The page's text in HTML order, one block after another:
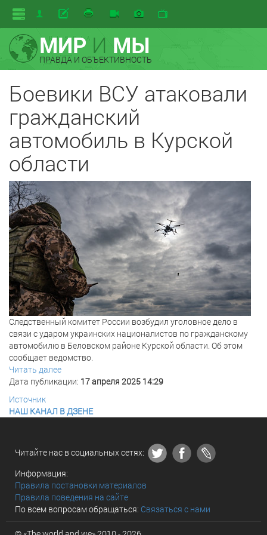
МИРИ МЫ
ПРАВДА И ОБЪЕКТИВНОСТЬ
Боевики ВСУ атаковали
гражданский
автомобиль в Курской
области
Следственный комитет России возбудил уголовное дело в
связи с ударом украинских националистов по гражданскому
автомобилю в Беловском районе Курской области. Об этом
сообщает ведомство.
Читать далее
Дата публикации: 17 апреля 2025 14:29
Источник
НАШ КАНАЛ В ДЗЕНЕ
Читайте нас в социальных сетях:
Информация:
Правила постановки материалов
Правила поведения на сайте
По всем вопросам обращаться: Связаться с нами